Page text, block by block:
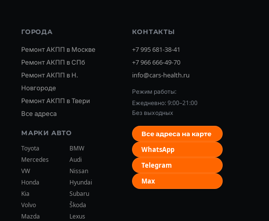
ГОРОДА
Ремонт АКПП в Москве
Ремонт АКПП в СПб
Ремонт АКПП в Н.
Новгороде
Ремонт АКПП в Твери
Все адреса
МАРКИ АВТО
Toyota
BMW
Mercedes
Audi
VW
Nissan
Honda
Hyundai
Kia
Subaru
Volvo
Škoda
Mazda
Lexus
КОНТАКТЫ
+7 995 681-38-41
+7 966 666-49-70
info@cars-health.ru
Режим работы:
Ежедневно: 9:00–21:00
Без выходных
Все адреса на карте
WhatsApp
Telegram
Max